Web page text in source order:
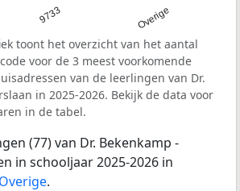
9733 Overige
toont het overzicht van het aantal
voor de 3 meest voorkomende
van de leerlingen van Dr.
in 2025-2026. Bekijk de data voor
in de tabel.
(77) van Dr. Bekenkamp -
in schooljaar 2025-2026 in
.